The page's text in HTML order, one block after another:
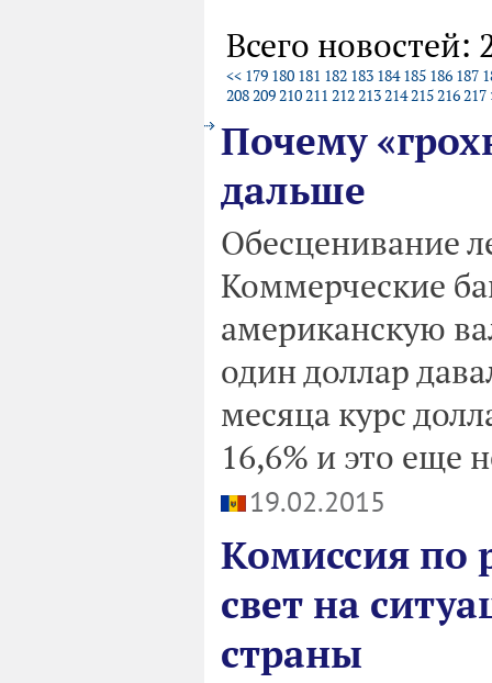
Всего новостей:
<< 179 180 181 182 183 184 185 186 187
208209210211 212213214215216217
Почему
дальше
Обесценивание
Коммерческие
американскую
один доллар
месяца курс
16,6% и это еще
19.02.2015
Комиссия по
свет на
страны